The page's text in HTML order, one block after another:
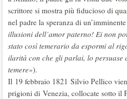
scrittore si mostra più fiducioso di
nel padre la speranza di
illusioni dell’amor paterno! Ei non
stato così temerario da espormi al
ilarità con che gli parlai, lo persuase
temere»).
Il 19 febbraio 1821 Silvio Pellico
prigioni di Venezia, collocate sotto il